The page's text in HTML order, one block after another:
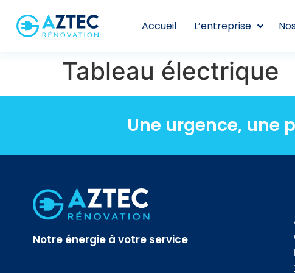
Accueil L’entreprise
Tableau électrique
Une urgence, une
Notre énergie à votre service